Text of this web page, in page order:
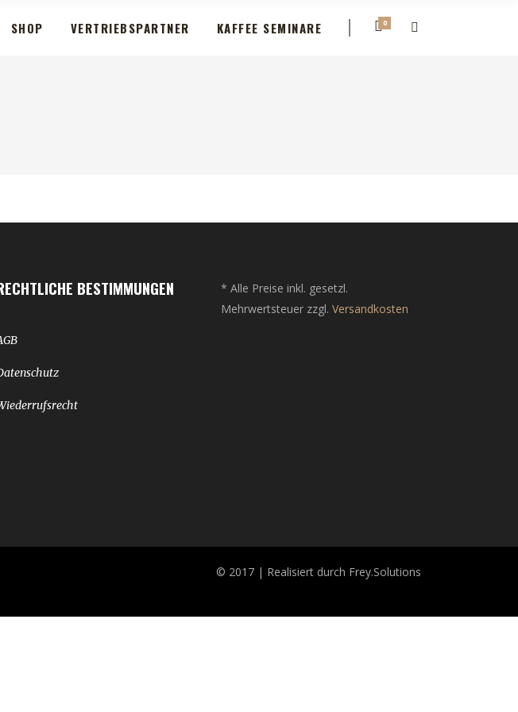
SHOP VERTRIEBSPARTNER KAFFEE SEMINARE 0
BESTIMMUNGEN
* Alle Preise inkl. gesetzl.
Mehrwertsteuer zzgl. Versandkosten
© 2017 | Realisiert durch Frey.Solutions